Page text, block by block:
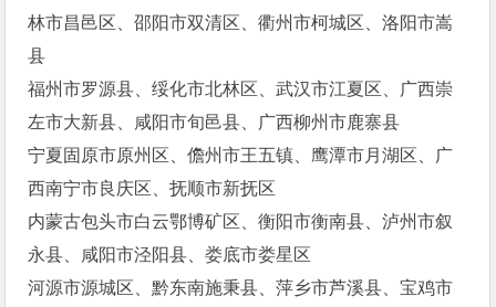
林市昌邑区、邵阳市双清区、衢州市柯城区、洛阳市嵩
县
福州市罗源县、绥化市北林区、武汉市江夏区、广西崇
左市大新县、咸阳市旬邑县、广西柳州市鹿寨县
宁夏固原市原州区、儋州市王五镇、鹰潭市月湖区、广
西南宁市良庆区、抚顺市新抚区
内蒙古包头市白云鄂博矿区、衡阳市衡南县、泸州市叙
永县、咸阳市泾阳县、娄底市娄星区
河源市源城区、黔东南施秉县、萍乡市芦溪县、宝鸡市